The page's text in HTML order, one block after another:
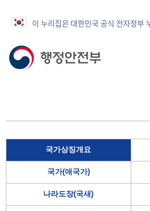
이 누리집은 대한민국 공식 전자정부
국가상징개요
국가(애국가)
나라도장(국새)